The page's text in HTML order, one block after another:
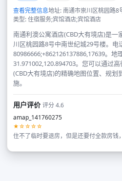
查看完整信息地址: 南通市崇川区桃园路8
类型: 住宿服务;宾馆酒店;宾馆酒店
南通利澳公寓酒店(CBD大有境店)是一
川区桃园路8号中南世纪城29号楼。电
80986666;+862126137886,17639。地
31.971002,120.894703。您可以通过
(CBD大有境店)的精确地图位置、规划
施。
用户评价评分 4.6
amap_141760275
★☆☆☆☆
住不了临时要退房，但是还要付全款房钱